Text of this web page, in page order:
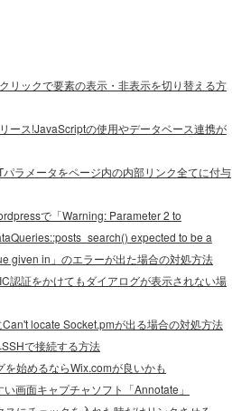
リックで要素の表示・非表示を切り替える方
ース!JavaScriptの使用やデータベース連携が
ラメータをページ内の内部リンク全てに付与
で「Warning: Parameter 2 to
expected to be a
given in」のエラーが出た場合の対処方法
認証をかけてもダイアログが表示されない場
locate Socket.pmが出る場合の対処方法
で接続する方法
を始めるならWix.comが良いかも
画面キャプチャソフト「Annotate」